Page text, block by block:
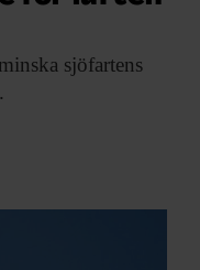
sjöfartens